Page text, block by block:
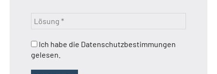
Ich habe die Datenschutzbestimmungen
gelesen.